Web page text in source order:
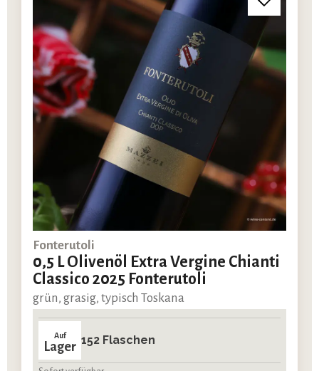
Fonterutoli
0,5 L Olivenöl Extra Vergine Chianti
Classico 2025 Fonterutoli
grün, grasig, typisch Toskana
Auf
Lager 152 Flaschen